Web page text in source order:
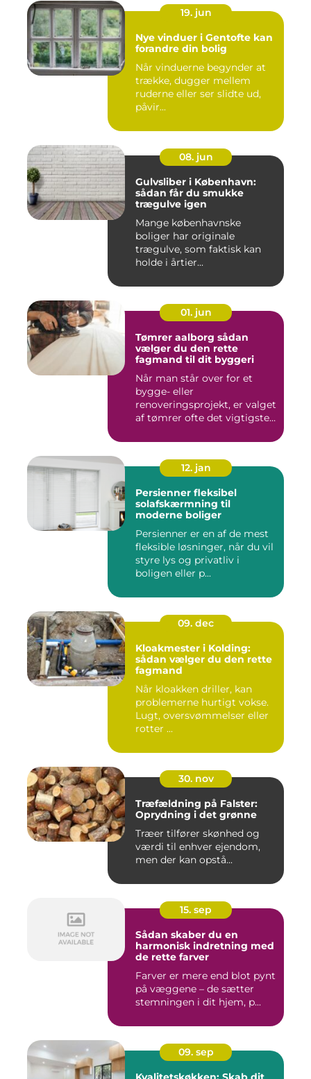
19. jun
Nye vinduer i Gentofte kan
forandre din bolig
Når vinduerne begynder at
trække, dugger mellem
ruderne eller ser slidte ud,
påvir...
08. jun
Gulvsliber i København:
sådan får du smukke
trægulve igen
Mange københavnske
boliger har originale
trægulve, som faktisk kan
holde i årtier...
01. jun
Tømrer aalborg sådan
vælger du den rette
fagmand til dit byggeri
Når man står over for et
bygge- eller
renoveringsprojekt, er valget
af tømrer ofte det vigtigste
12. jan
Persienner fleksibel
solafskærmning til
moderne boliger
Persienner er en af de mest
fleksible løsninger, når du vil
styre lys og privatliv i
boligen eller p...
09. dec
Kloakmester i Kolding:
sådan vælger du den rette
fagmand
Når kloakken driller, kan
problemerne hurtigt vokse.
Lugt, oversvømmelser eller
rotter ...
30. nov
Træfældning på Falster:
Oprydning i det grønne
Træer tilfører skønhed og
værdi til enhver ejendom,
men der kan opstå...
15. sep
Sådan skaber du en
harmonisk indretning med
de rette farver
Farver er mere end blot pynt
på væggene – de sætter
stemningen i dit hjem, p...
09. sep